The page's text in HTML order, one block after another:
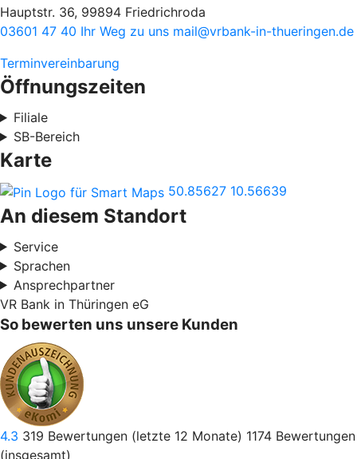
Hauptstr. 36, 99894 Friedrichroda
03601 47 40 Ihr Weg zu uns mail@vrbank-in-thueringen.de
Terminvereinbarung
Öffnungszeiten
Filiale
SB-Bereich
Karte
50.85627 10.56639
An diesem Standort
Service
Sprachen
Ansprechpartner
VR Bank in Thüringen eG
So bewerten uns unsere Kunden
4.3 319 Bewertungen (letzte 12 Monate) 1174 Bewertungen
(insgesamt)